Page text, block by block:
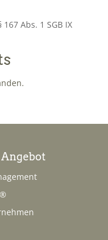
Abs. 1 SGB IX